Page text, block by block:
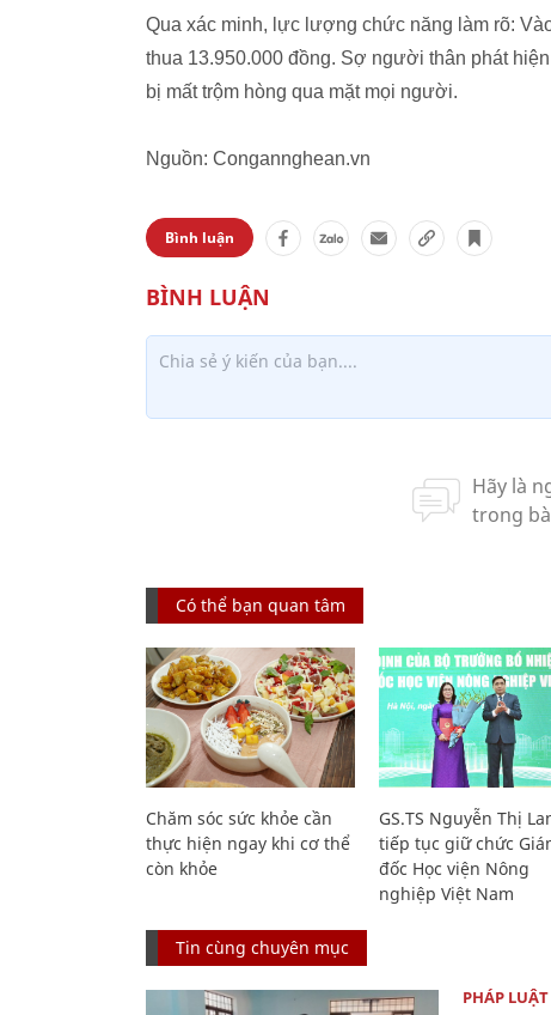
Qua xác minh, lực lượng chức năng làm rõ:
thua 13.950.000 đồng. Sợ người thân phát
bị mất trộm hòng qua mặt mọi người.
Nguồn: Congannghean.vn
Bình luận
Có thể bạn quan tâm
Chăm sóc sức khỏe cần
thực hiện ngay khi cơ thể
còn khỏe
GS.TS Nguyễn Thị
tiếp tục giữ chức
đốc Học viện Nông
nghiệp Việt Nam
Tin cùng chuyên mục
PHÁP LUẬT